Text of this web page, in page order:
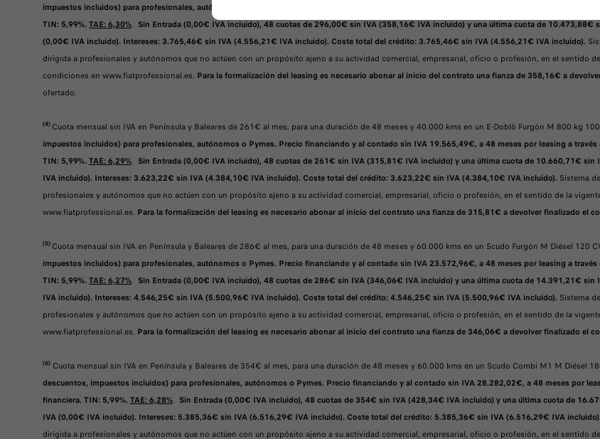
impuestos incluidos) para profesionales, autónomos o Pymes. Precio financiando y al contado sin IVA 20.916,42€, a 48 meses por leasing a
TIN: 5,99%.TAE: 6,30%. Sin Entrada (0,00€ IVA incluido), 48 cuotas de 296,00€ sin IVA (358,16€ IVA incluido) y una última cuota de
(0,00€ IVA incluido). Intereses: 3.765,46€ sin IVA (4.556,21€ IVA incluido). Coste total del crédito: 3.765,46€ sin IVA (4.556,21€ IVA incluido).
dirigida a profesionales y autónomos que no actúen con un propósito ajeno a su actividad comercial, empresarial, oficio o profesión, en el sentido
condiciones en www.fiatprofessional.es. Para la formalización del leasing es necesario abonar al inicio del contrato una fianza de 358,16€ a
ofertado.
(4) Cuota mensual sin IVA en Península y Baleares de 261€ al mes, para una duración de 48 meses y 40.000 kms en un E-Doblò Furgón M 800 kg
impuestos incluidos) para profesionales, autónomos o Pymes. Precio financiando y al contado sin IVA 19.565,49€, a 48 meses por leasing a
TIN: 5,99%.TAE: 6,29%. Sin Entrada (0,00€ IVA incluido), 48 cuotas de 261€ sin IVA (315,81€ IVA incluido) y una última cuota de 10.660,71€
IVA incluido). Intereses: 3.623,22€ sin IVA (4.384,10€ IVA incluido). Coste total del crédito: 3.623,22€ sin IVA (4.384,10€ IVA incluido). Sistema
profesionales y autónomos que no actúen con un propósito ajeno a su actividad comercial, empresarial, oficio o profesión, en el sentido de la
www.fiatprofessional.es. Para la formalización del leasing es necesario abonar al inicio del contrato una fianza de 315,81€ a devolver finalizado el
(5) Cuota mensual sin IVA en Península y Baleares de 286€ al mes, para una duración de 48 meses y 60.000 kms en un Scudo Furgón M Diésel 120
impuestos incluidos) para profesionales, autónomos o Pymes. Precio financiando y al contado sin IVA 23.572,96€, a 48 meses por leasing a
TIN: 5,99%.TAE: 6,27%. Sin Entrada (0,00€ IVA incluido), 48 cuotas de 286€ sin IVA (346,06€ IVA incluido) y una última cuota de 14.391,21€
IVA incluido). Intereses: 4.546,25€ sin IVA (5.500,96€ IVA incluido). Coste total del crédito: 4.546,25€ sin IVA (5.500,96€ IVA incluido). Sistema
profesionales y autónomos que no actúen con un propósito ajeno a su actividad comercial, empresarial, oficio o profesión, en el sentido de la
www.fiatprofessional.es. Para la formalización del leasing es necesario abonar al inicio del contrato una fianza de 346,06€ a devolver finalizado el
(6) Cuota mensual sin IVA en Península y Baleares de 354€ al mes, para una duración de 48 meses y 60.000 kms en un Scudo Combi M1 M Diésel
descuentos, impuestos incluidos) para profesionales, autónomos o Pymes. Precio financiando y al contado sin IVA 28.282,02€, a 48 meses por
financiera. TIN: 5,99%.TAE: 6,28%. Sin Entrada (0,00€ IVA incluido), 48 cuotas de 354€ sin IVA (428,34€ IVA incluido) y una última cuota de
IVA (0,00€ IVA incluido). Intereses: 5.385,36€ sin IVA (6.516,29€ IVA incluido). Coste total del crédito: 5.385,36€ sin IVA (6.516,29€ IVA
dirigida a profesionales y autónomos que no actúen con un propósito ajeno a su actividad comercial, empresarial, oficio o profesión, en el sentido